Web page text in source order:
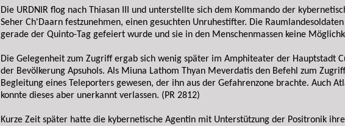
Die URDNIR flog nach Thiasan III und unterstellte sich dem Kommando der
Seher Ch'Daarn festzunehmen, einen gesuchten Unruhestifter. Die
gerade der Quinto-Tag gefeiert wurde und sie in den Menschenmassen keine
Die Gelegenheit zum Zugriff ergab sich wenig später im Amphiteater der Hauptstadt
der Bevölkerung Apsuhols. Als Miuna Lathom Thyan Meverdatis den Befehl zum
Begleitung eines Teleporters gewesen, der ihn aus der Gefahrenzone brachte. Auch
konnte dieses aber unerkannt verlassen. (PR 2812)
Kurze Zeit später hatte die kybernetische Agentin mit Unterstützung der Positronik